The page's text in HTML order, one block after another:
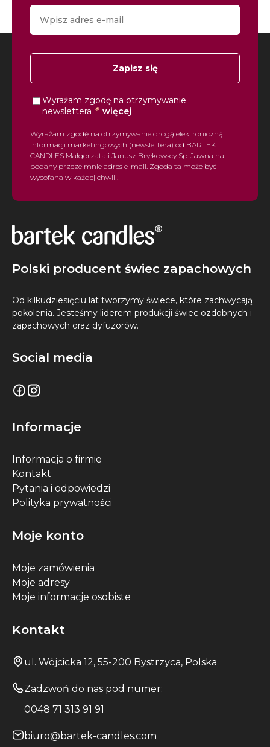
Zapisz się
Wyrażam zgodę na otrzymywanie
newslettera * więcej
Wyrażam zgodę na otrzymywanie drogą elektroniczną
informacji marketingowych (newslettera) od BARTEK
CANDLES Małgorzata i Janusz Bryłkowscy Sp. Jawna na
podany przeze mnie adres e-mail. Zgoda ta może być
wycofana w każdej chwili.
Polski producent świec zapachowych
Od kilkudziesięciu lat tworzymy świece, które zachwycają
pokolenia. Jesteśmy liderem produkcji świec ozdobnych i
zapachowych oraz dyfuzorów.
Social media
Informacje
Informacja o firmie
Kontakt
Pytania i odpowiedzi
Polityka prywatności
Moje konto
Moje zamówienia
Moje adresy
Moje informacje osobiste
Kontakt
ul. Wójcicka 12, 55-200 Bystrzyca, Polska
Zadzwoń do nas pod numer:
0048 71 313 91 91
biuro@bartek-candles.com